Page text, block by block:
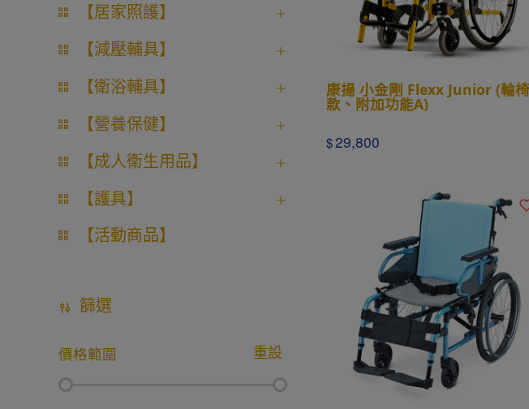
【居家照護】
【減壓輔具】
【衛浴輔具】
【營養保健】
【成人衛生用品】
【護具】
【活動商品】
篩選
價格範圍 重設
康揚 小金剛 Flexx Junior (輪
款、附加功能A)
$29,800